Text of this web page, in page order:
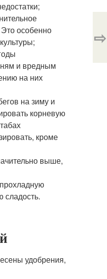
особенно
и вредным
на них
на зиму и
корневую
кроме
выше,
сладость.
удобрения,
⇨